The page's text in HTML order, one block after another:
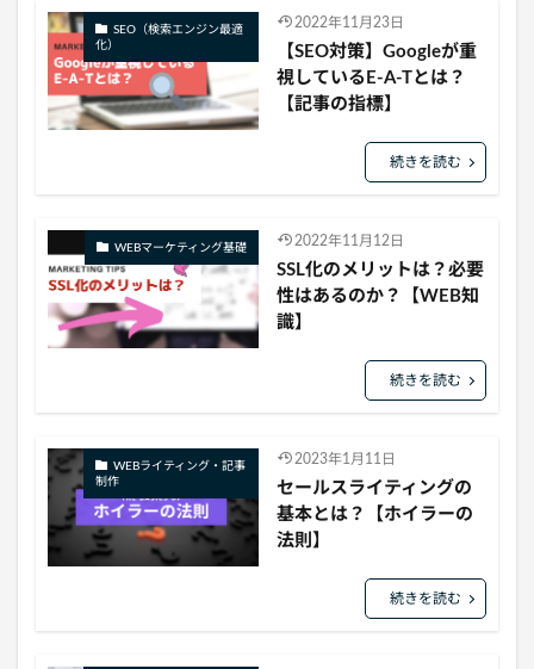
SEO（検索エンジン最適
化）
2022年11月23日
【SEO対策】Googleが重
視しているE-A-Tとは？
【記事の指標】
続きを読む
WEBマーケティング基礎 2022年11月12日
SSL化のメリットは？必要
性はあるのか？【WEB知
識】
続きを読む
WEBライティング・記事
制作
2023年1月11日
セールスライティングの
基本とは？【ホイラーの
法則】
続きを読む